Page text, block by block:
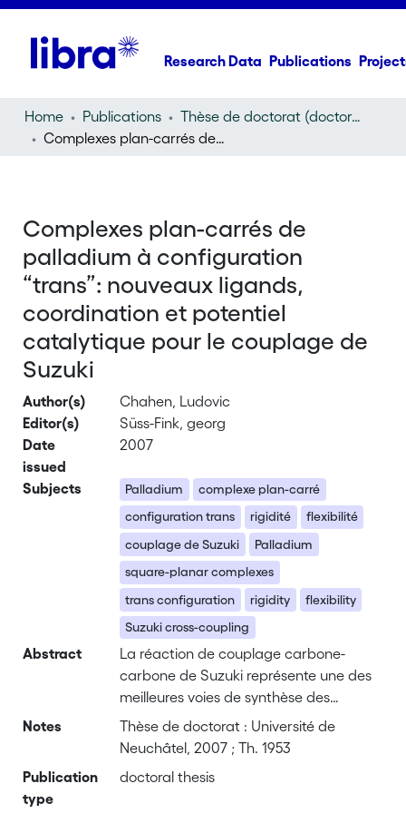
Research Data Publications
Home Publications
Thèse de doctorat (doctoral thesis)
Complexes plan-carrés de palladium à configuration “trans”: nouveaux ligands, coordination et potentiel catalytique pour le couplage de Suzuki
Complexes plan-carrés de
palladium à configuration
“trans”: nouveaux ligands,
coordination et potentiel
catalytique pour le couplage de
Suzuki
Author(s)
Chahen, Ludovic
Editor(s)
Süss-Fink, georg
Date
issued
2007
Subjects Palladium
complexe plan-carré
configuration trans
rigidité
flexibilité
couplage de Suzuki
Palladium
square-planar complexes
trans configuration
rigidity
flexibility
Suzuki cross-coupling
Abstract
La réaction de couplage carbone-
carbone de Suzuki représente une des
meilleures voies de synthèse des
composés biaryles. Ces composés
constituent des blocs de construction
et leur préparation représente un défi
Notes
Thèse de doctorat : Université de
Neuchâtel, 2007 ; Th. 1953
Publication
type
doctoral thesis